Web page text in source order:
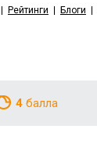
Рейтинги Блоги
4 балла